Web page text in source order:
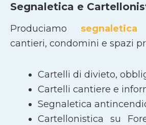
Segnaletica e
Produciamo segnaletica
cantieri, condomini e spazi
Cartelli di divieto,
Cartelli cantiere e
Segnaletica
Cartellonistica su